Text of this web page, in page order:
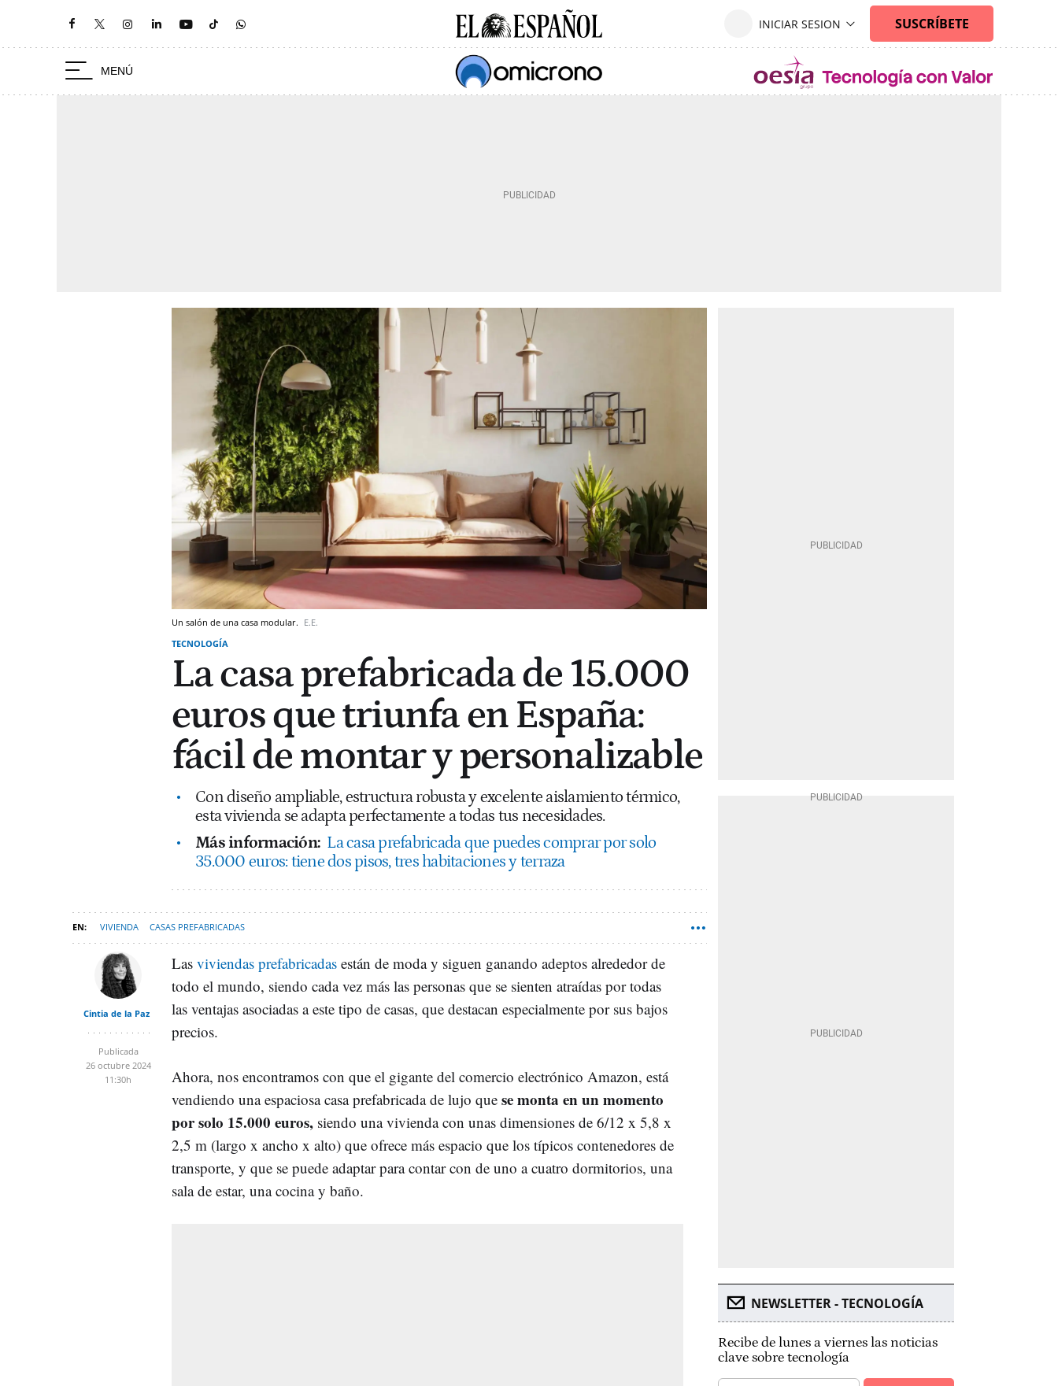
Un salón de una casa modular. E.E.
TECNOLOGÍA
La casa prefabricada de 15.000
euros que triunfa en España:
fácil de montar y personalizable
Con diseño ampliable, estructura robusta y excelente aislamiento térmico,
esta vivienda se adapta perfectamente a todas tus necesidades.
Más información: La casa prefabricada que puedes comprar por solo
35.000 euros: tiene dos pisos, tres habitaciones y terraza
VIVIENDA CASAS PREFABRICADAS
Cintia de la Paz
Publicada
26 octubre 2024
11:30h
Las viviendas prefabricadas están de moda y siguen ganando adeptos alrededor de
todo el mundo, siendo cada vez más las personas que se sienten atraídas por todas
las ventajas asociadas a este tipo de casas, que destacan especialmente por sus bajos
precios.
Ahora, nos encontramos con que el gigante del comercio electrónico Amazon, está
vendiendo una espaciosa casa prefabricada de lujo que se monta en un momento
por solo 15.000 euros, siendo una vivienda con unas dimensiones de 6/12 x 5,8 x
2,5 m (largo x ancho x alto) que ofrece más espacio que los típicos contenedores de
transporte, y que se puede adaptar para contar con de uno a cuatro dormitorios, una
sala de estar, una cocina y baño.
NEWSLETTER - TECNOLOGÍA
Recibe de lunes a viernes las noticias
clave sobre tecnología